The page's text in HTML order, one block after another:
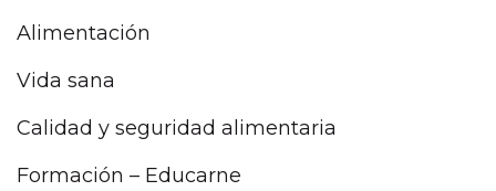
Alimentación
Vida sana
Calidad y seguridad alimentaria
Formación – Educarne